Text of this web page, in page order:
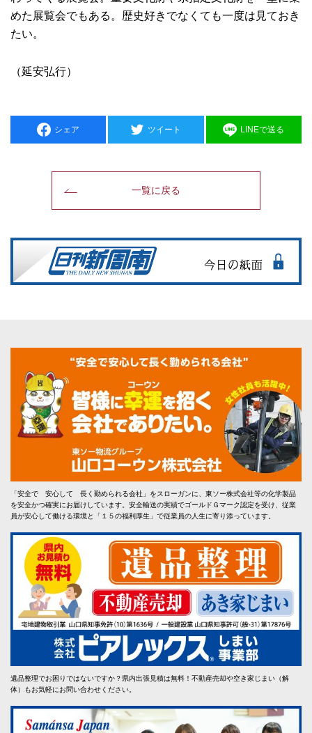
めた展覧会でもある。歴史好きでなくても一度は見ておき
たい。
（延安弘行）
シェア ツイート LINEで送る
一覧に戻る
「安全で 安心して 長く勤められる会社」をスローガンに、東ソー株式会社等の化学製品
を安全かつ確実にお届けしています。安全輸送の実績でゴールドＧマーク認定を受け、従業
員が安心して働ける環境と「１５の福利厚生」で従業員の人生に寄り添っています。
遺品整理でお困りではないですか？県内出張見積は無料！不動産売却や空き家じまい（解
体）もお気軽にお問い合わせください。